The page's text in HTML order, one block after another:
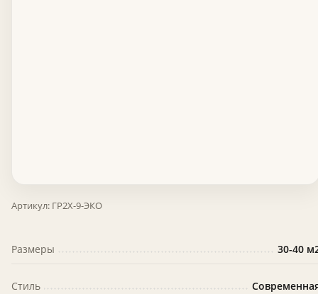
Артикул: ГР2Х-9-ЭКО
Размеры 30-40
Стиль